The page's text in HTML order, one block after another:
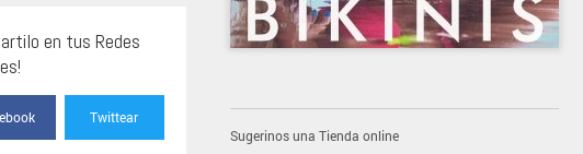
en tus Redes
Twittear
Sugerinos una Tienda online